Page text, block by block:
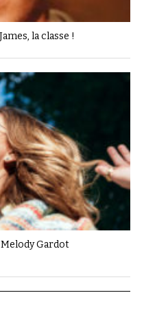
la classe !
Melody Gardot